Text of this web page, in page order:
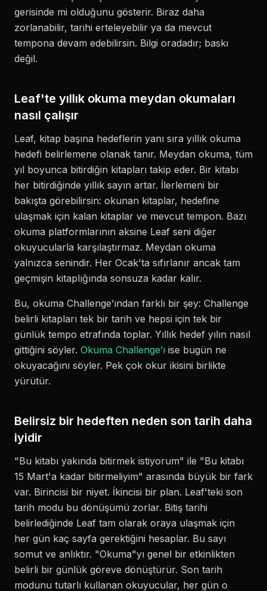
gerisinde mi olduğunu gösterir. Biraz daha
zorlanabilir, tarihi erteleyebilir ya da mevcut
tempona devam edebilirsin. Bilgi oradadır; baskı
değil.
Leaf'te yıllık okuma meydan okumaları
nasıl çalışır
Leaf, kitap başına hedeflerin yanı sıra yıllık okuma
hedefi belirlemene olanak tanır. Meydan okuma, tüm
yıl boyunca bitirdiğin kitapları takip eder. Bir kitabı
her bitirdiğinde yıllık sayın artar. İlerlemeni bir
bakışta görebilirsin: okunan kitaplar, hedefine
ulaşmak için kalan kitaplar ve mevcut tempon. Bazı
okuma platformlarının aksine Leaf seni diğer
okuyucularla karşılaştırmaz. Meydan okuma
yalnızca senindir. Her Ocak'ta sıfırlanır ancak tam
geçmişin kitaplığında sonsuza kadar kalır.
Bu, okuma Challenge’ından farklı bir şey: Challenge
belirli kitapları tek bir tarih ve hepsi için tek bir
günlük tempo etrafında toplar. Yıllık hedef yılın nasıl
gittiğini söyler. Okuma Challenge’ı ise bugün ne
okuyacağını söyler. Pek çok okur ikisini birlikte
yürütür.
Belirsiz bir hedeften neden son tarih daha
iyidir
"Bu kitabı yakında bitirmek istiyorum" ile "Bu kitabı
15 Mart'a kadar bitirmeliyim" arasında büyük bir fark
var. Birincisi bir niyet. İkincisi bir plan. Leaf'teki son
tarih modu bu dönüşümü zorlar. Bitiş tarihi
belirlediğinde Leaf tam olarak oraya ulaşmak için
her gün kaç sayfa gerektiğini hesaplar. Bu sayı
somut ve anlıktır. "Okuma"yı genel bir etkinlikten
belirli bir günlük göreve dönüştürür. Son tarih
modunu tutarlı kullanan okuyucular, her gün o